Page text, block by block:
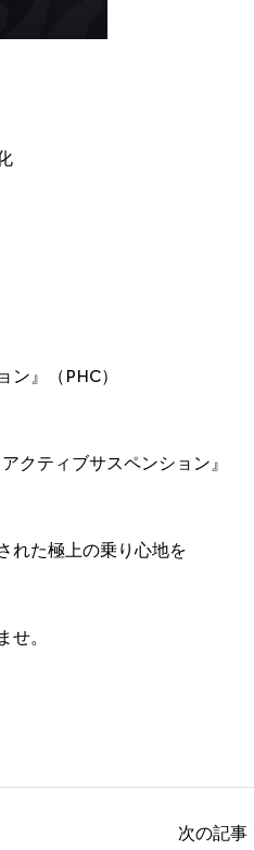
』（PHC）
クティブサスペンション』
れた極上の乗り心地を
。
次の記事